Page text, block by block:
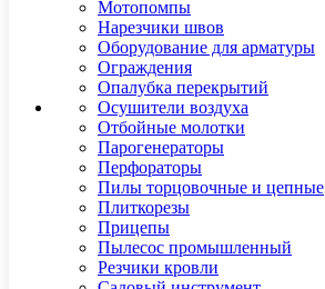
Мотопомпы
Нарезчики швов
Оборудование для арматуры
Ограждения
Опалубка перекрытий
Осушители воздуха
Отбойные молотки
Парогенераторы
Перфораторы
Пилы торцовочные и цепные
Плиткорезы
Прицепы
Пылесос промышленный
Резчики кровли